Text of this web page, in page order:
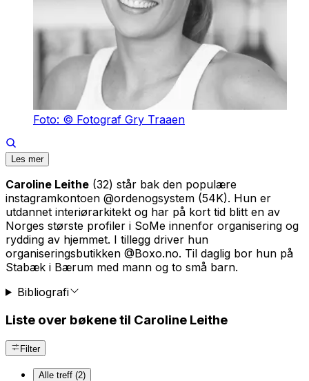
Foto: © Fotograf Gry Traaen
Les mer
Caroline Leithe (32) står bak den populære
instagramkontoen @ordenogsystem (54K). Hun er
utdannet interiørarkitekt og har på kort tid blitt en av
Norges største profiler i SoMe innenfor organisering og
rydding av hjemmet. I tillegg driver hun
organiseringsbutikken @Boxo.no. Til daglig bor hun på
Stabæk i Bærum med mann og to små barn.
Bibliografi
Liste over bøkene til Caroline Leithe
Filter
Alle treff (2)